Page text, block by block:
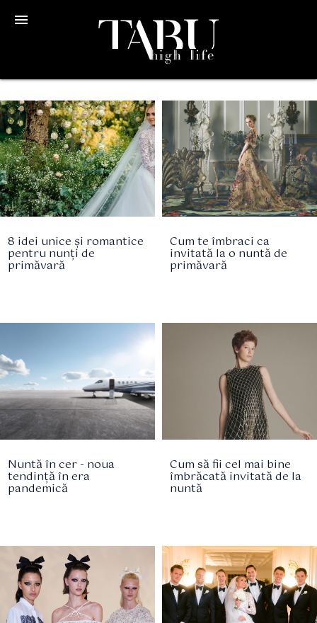
menu
8 idei unice și romantice
pentru nunți de
primăvară
Cum te îmbraci ca
invitată la o nuntă de
primăvară
Nuntă în cer - noua
tendință în era
pandemică
Cum să fii cel mai bine
îmbrăcată invitată de la
nuntă